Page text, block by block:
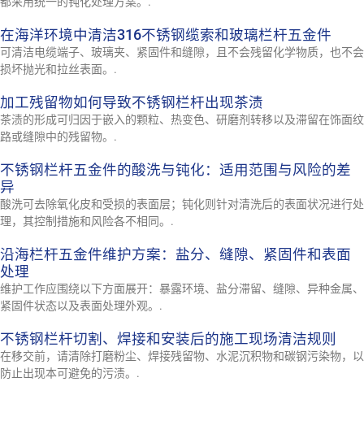
在海洋环境中清洁316不锈钢缆索和玻璃栏杆五金件
可清洁电缆端子、玻璃夹、紧固件和缝隙，且不会残留化学物质，也不会
损坏抛光和拉丝表面。.
加工残留物如何导致不锈钢栏杆出现茶渍
茶渍的形成可归因于嵌入的颗粒、热变色、研磨剂转移以及滞留在饰面纹
路或缝隙中的残留物。.
不锈钢栏杆五金件的酸洗与钝化：适用范围与风险的差
异
酸洗可去除氧化皮和受损的表面层；钝化则针对清洗后的表面状况进行处
理，其控制措施和风险各不相同。.
沿海栏杆五金件维护方案：盐分、缝隙、紧固件和表面
处理
维护工作应围绕以下方面展开：暴露环境、盐分滞留、缝隙、异种金属、
紧固件状态以及表面处理外观。.
不锈钢栏杆切割、焊接和安装后的施工现场清洁规则
在移交前，请清除打磨粉尘、焊接残留物、水泥沉积物和碳钢污染物，以
防止出现本可避免的污渍。.